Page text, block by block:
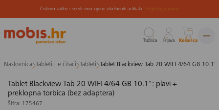
na
sadržaj
Čistimo zalihe i snizili smo cijene izložbenih artikala. Pogledaj ponudu
Tražilica Prijava Košarica
Naslovnica Tableti i e-čitači Tableti Tablet Blackview Tab 20 WIFI 4/64 GB
Tablet Blackview Tab 20 WIFI 4/64 GB 10.1": plavi +
preklopna torbica (bez adaptera)
Šifra: 175467